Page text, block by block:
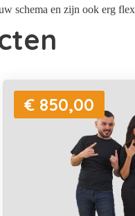
schema en zijn ook erg
€ 850,00